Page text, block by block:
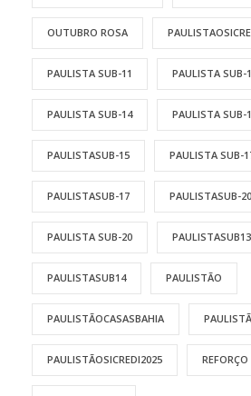
OUTUBRO ROSA
PAULISTA SUB-11 PAULISTA SUB-
PAULISTA SUB-14 PAULISTA SUB-
PAULISTASUB-15 PAULISTA SUB-
PAULISTASUB-17 PAULISTASUB-20
PAULISTA SUB-20 PAULISTASUB13
PAULISTASUB14 PAULISTÃO
PAULISTÃOCASASBAHIA
PAULISTÃOSICREDI2025 REFORÇO